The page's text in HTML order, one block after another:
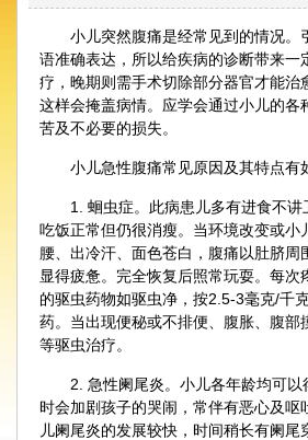
小儿突然腹痛是经常见到的情况
语准确表达，所以给疾病的诊断带来
疗，晚期则需手术切除部分器官才能治
这样会掩盖病情。应学会通过小儿的
苦及不必要的损失。
小儿急性腹痛常见原因及其特点有
1. 蛔虫症。此病患儿多有进食不
吃饭正常但仍很消瘦。当环境改变或
腰、出冷汗、面色苍白，腹痛以肚脐
显得疲惫。完全恢复后照常玩耍。每
的驱虫药物如驱虫净，按2.5-3毫克/千
药。当出现便秘或不排便、腹胀、腹
等驱虫治疗。
2. 急性阑尾炎。小儿各年龄均可
时会加剧孩子的哭闹，常伴有恶心及
儿阑尾炎的发展较快，时间稍长有阑尾